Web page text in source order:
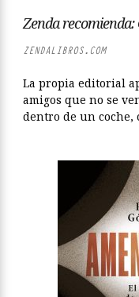
Zenda
ZENDALIBROS.COM
La propia editorial
amigos que no se
dentro de un coche,